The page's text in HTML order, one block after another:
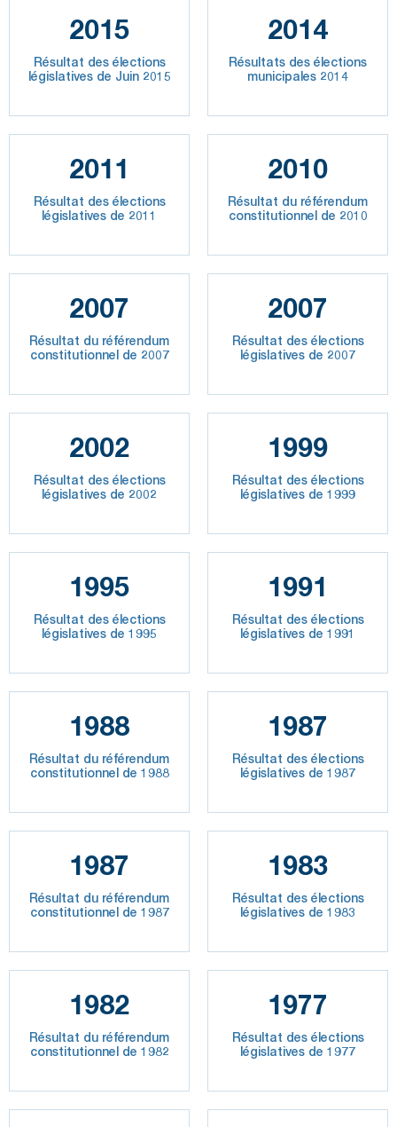
2015
Résultat des élections
législatives de Juin 2015
2014
Résultats des élections
municipales 2014
2011
Résultat des élections
législatives de 2011
2010
Résultat du référendum
constitutionnel de 2010
2007
Résultat du référendum
constitutionnel de 2007
2007
Résultat des élections
législatives de 2007
2002
Résultat des élections
législatives de 2002
1999
Résultat des élections
législatives de 1999
1995
Résultat des élections
législatives de 1995
1991
Résultat des élections
législatives de 1991
1988
Résultat du référendum
constitutionnel de 1988
1987
Résultat des élections
législatives de 1987
1987
Résultat du référendum
constitutionnel de 1987
1983
Résultat des élections
législatives de 1983
1982
Résultat du référendum
constitutionnel de 1982
1977
Résultat des élections
législatives de 1977